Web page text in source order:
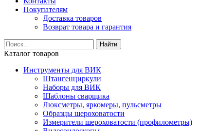
Покупателям
Доставка товаров
Возврат товара и гарантия
Найти
Каталог товаров
Инструменты для ВИК
Штангенциркули
Наборы для ВИК
Шаблоны сварщика
Люксметры, яркомеры, пульсметры
Образцы шероховатости
Измерители шероховатости (профилометры)